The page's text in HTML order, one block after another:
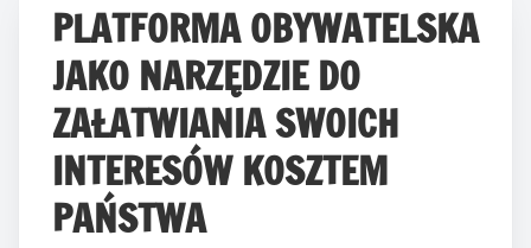
PLATFORMA OBYWATELSKA
JAKO NARZĘDZIE DO
ZAŁATWIANIA SWOICH
INTERESÓW KOSZTEM
PAŃSTWA